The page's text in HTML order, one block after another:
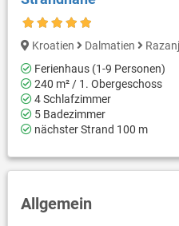
Kroatien Dalmatien
Razanj
Ferienhaus (1-9 Personen)
240 m² / 1. Obergeschoss
4 Schlafzimmer
5 Badezimmer
nächster Strand 100 m
Allgemein